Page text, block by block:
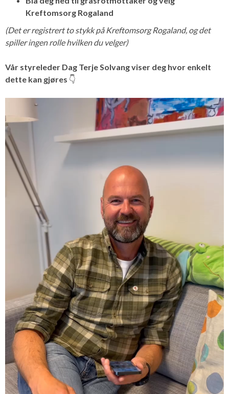
Kreftomsorg Rogaland
(Det er registrert to stykk på Kreftomsorg Rogaland, og det
spiller ingen rolle hvilken du velger)
Vår styreleder Dag Terje Solvang viser deg hvor enkelt
dette kan gjøres 👇